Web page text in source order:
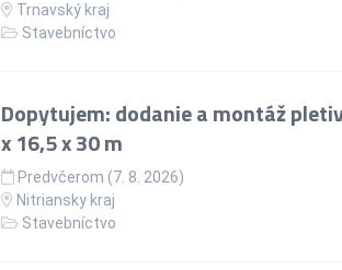
Trnavský kraj
Stavebníctvo
Dopytujem: dodanie a montáž
x 16,5 x 30 m
Predvčerom (7. 8. 2026)
Nitriansky kraj
Stavebníctvo